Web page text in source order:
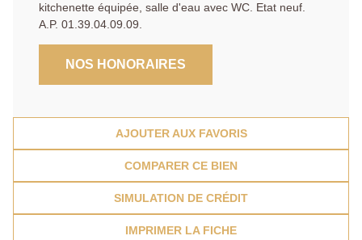
kitchenette équipée, salle d'eau avec WC. Etat neuf.
A.P. 01.39.04.09.09.
NOS HONORAIRES
AJOUTER AUX FAVORIS
COMPARER CE BIEN
SIMULATION DE CRÉDIT
IMPRIMER LA FICHE